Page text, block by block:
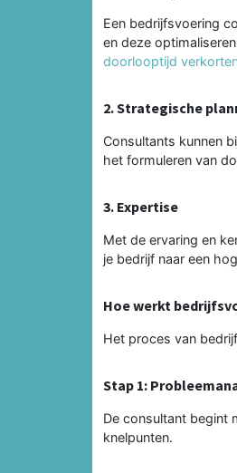
Een bedrijfsvoering
en deze
doorlooptijd
2. Strategische
Consultants kunnen
het formuleren van
3. Expertise
Met de ervaring en
je bedrijf naar een
Hoe werkt
Het proces van
Stap 1:
De consultant begint
knelpunten.